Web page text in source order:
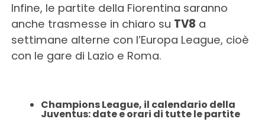
Infine, le partite della Fiorentina saranno
anche trasmesse in chiaro su TV8 a
settimane alterne con l’Europa League, cioè
con le gare di Lazio e Roma.
Champions League, il calendario della
Juventus: date e orari di tutte le partite